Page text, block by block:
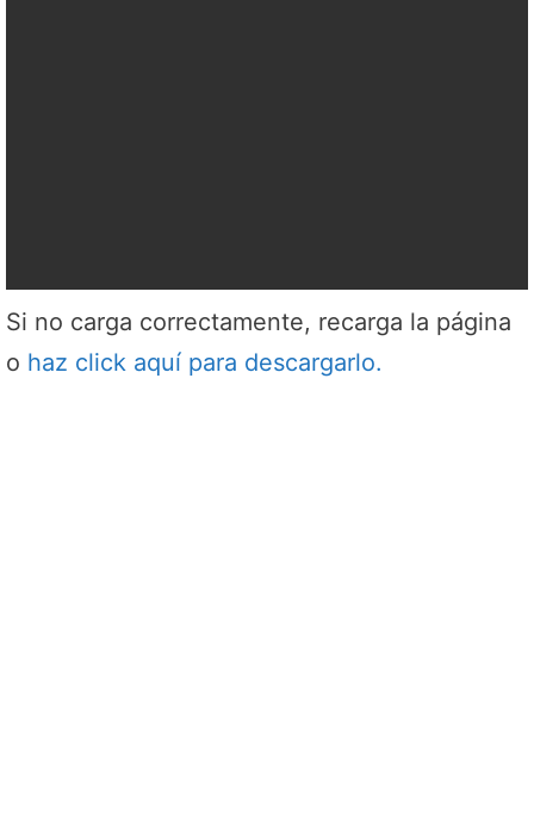
Si no carga correctamente, recarga la página
o haz click aquí para descargarlo.